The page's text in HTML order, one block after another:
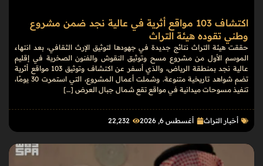
اكتشاف 103 مواقع أثرية في عالية نجد ضمن مشروع
وطني تقوده هيئة التراث
حققت هيئة التراث نتائج جديدة في جهودها لتوثيق الإرث الثقافي، بعد انتهاء
الموسم الأول من مشروع مسح وتوثيق النقوش والفنون الصخرية في إقليم
عالية نجد بمنطقة الرياض، والذي أسفر عن اكتشاف وتوثيق 103 مواقع أثرية
تضم شواهد تاريخية متنوعة. وشملت أعمال المشروع، التي استمرت 30 يومًا،
تنفيذ مسوحات ميدانية في مواقع تقع شمال جبال العرض […]
أخبار التراث أغسطس 6, 2026 22٬232